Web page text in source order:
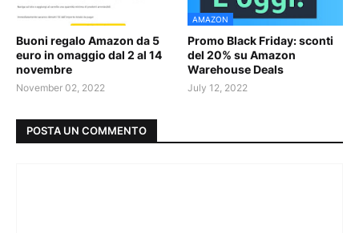
Buoni regalo Amazon da 5
euro in omaggio dal 2 al 14
novembre
November 02, 2022
AMAZON
Promo Black Friday: sconti
del 20% su Amazon
Warehouse Deals
July 12, 2022
POSTA UN COMMENTO